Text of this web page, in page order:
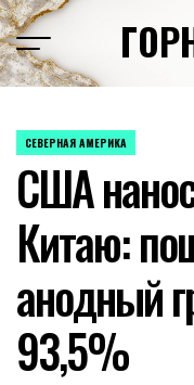
Перейти
к
содержимому
ОПУБЛИКОВАНО
СЕВЕРНАЯ АМЕРИКА
США
Китаю:
анодный
93,5%